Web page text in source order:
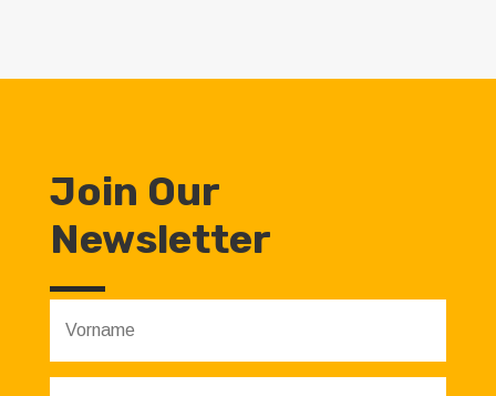
Join Our
Newsletter